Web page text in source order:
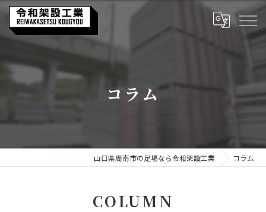
コラム
山口県周南市の足場なら令和架設工業 コラム
COLUMN